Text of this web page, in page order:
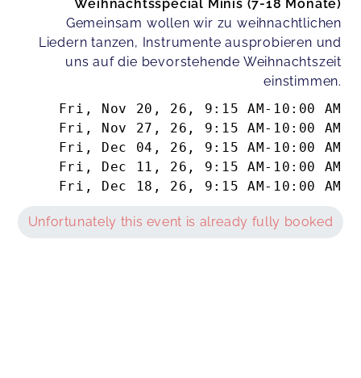
Weihnachtsspecial Minis (7-18 Monate)
Gemeinsam wollen wir zu weihnachtlichen
Liedern tanzen, Instrumente ausprobieren und
uns auf die bevorstehende Weihnachtszeit
einstimmen.
Fri, Nov 20, 26 , 9:15 AM - 10:00 AM
Fri, Nov 27, 26 , 9:15 AM - 10:00 AM
Fri, Dec 04, 26 , 9:15 AM - 10:00 AM
Fri, Dec 11, 26 , 9:15 AM - 10:00 AM
Fri, Dec 18, 26 , 9:15 AM - 10:00 AM
Unfortunately this event is already fully booked